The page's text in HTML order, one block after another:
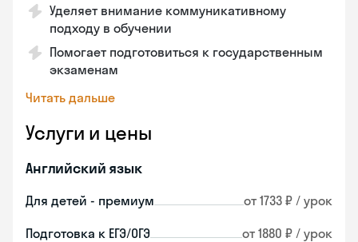
Уделяет внимание коммуникативному
подходу в обучении
Помогает подготовиться к государственным
экзаменам
Читать дальше
Услуги и цены
Английский язык
Для детей - премиум от 1733 ₽ / урок
Подготовка к ЕГЭ/ОГЭ от 1880 ₽ / урок